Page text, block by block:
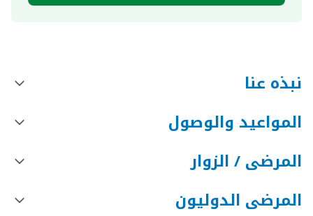
نبذه عنا
المواعيد والوصول
المرضى / الزوار
المرضى الدوليون